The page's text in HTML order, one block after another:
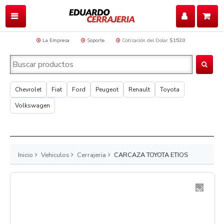
La Empresa Soporte Cotización del Dolar $1520
Chevrolet Fiat Ford Peugeot Renault
Toyota
Volkswagen
Inicio Vehiculos Cerrajeria CARCAZA TOYOTA ETIOS